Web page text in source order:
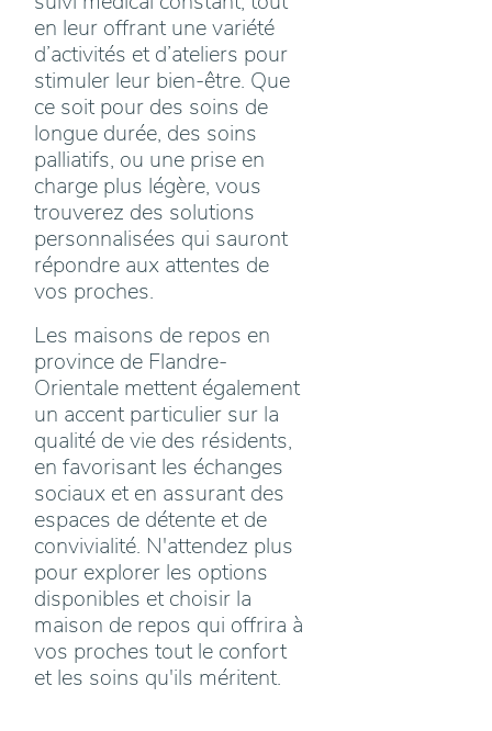
en leur offrant une variété
d’activités et d’ateliers pour
stimuler leur bien-être. Que
ce soit pour des soins de
longue durée, des soins
palliatifs, ou une prise en
charge plus légère, vous
trouverez des solutions
personnalisées qui sauront
répondre aux attentes de
vos proches.
Les maisons de repos en
province de Flandre-
Orientale mettent également
un accent particulier sur la
qualité de vie des résidents,
en favorisant les échanges
sociaux et en assurant des
espaces de détente et de
convivialité. N'attendez plus
pour explorer les options
disponibles et choisir la
maison de repos qui offrira à
vos proches tout le confort
et les soins qu'ils méritent.